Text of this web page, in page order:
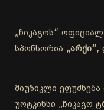
„ჩიკაგოს“
სპონსორია „არქი“,
მიუზიკლი
უოტკინსი „ჩიკაგო